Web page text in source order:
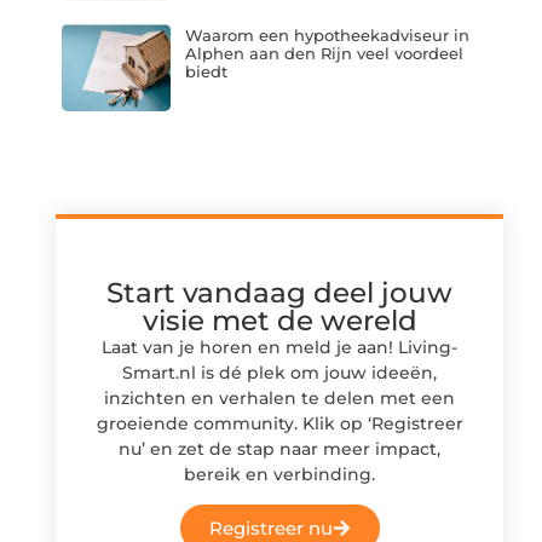
Waarom een hypotheekadviseur in
Alphen aan den Rijn veel voordeel
biedt
Start vandaag deel jouw
visie met de wereld
Laat van je horen en meld je aan! Living-
Smart.nl is dé plek om jouw ideeën,
inzichten en verhalen te delen met een
groeiende community. Klik op ‘Registreer
nu’ en zet de stap naar meer impact,
bereik en verbinding.
Registreer nu